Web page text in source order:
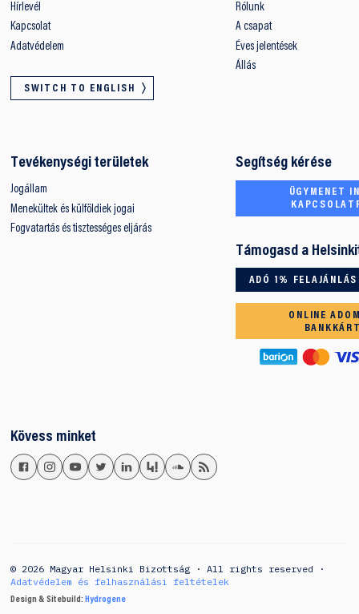
Hírlevél
Kapcsolat
Adatvédelem
SWITCH TO ENGLISH
Rólunk
A csapat
Éves jelentések
Állás
Tevékenységi területek
Jogállam
Menekültek és külföldiek jogai
Fogvatartás és tisztességes eljárás
Segítség kérése
ÜGYMENET
Támogasd a
ADÓ 1% FELAJÁNLÁS
ONLINE
Kövess minket
© 2026 Magyar Helsinki Bizottság · All rights reserved ·
Adatvédelem és felhasználási feltételek
Design & Sitebuild: Hydrogene